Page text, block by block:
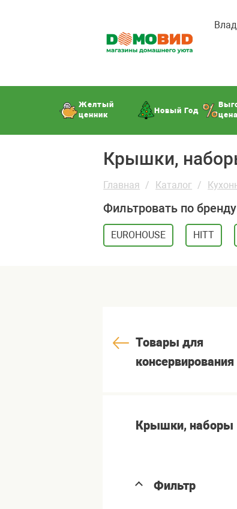
Желтый
ценник
Новый Год
цена
Крышки,
Главная Каталог
Фильтровать по бренду
EUROHOUSE HITT
Товары для
консервирования
Крышки, наборы
Фильтр